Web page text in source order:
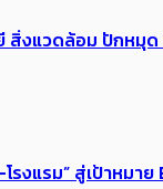
สิ่งแวดล้อม ปักหมุ
งแรม” สู่เป้าหม